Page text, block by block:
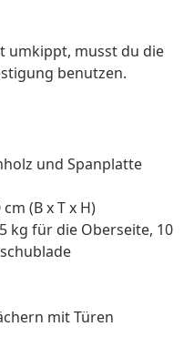
umkippt, musst du die
benutzen.
und Spanplatte
(B x T x H)
kg für die Oberseite, 10
mit Türen